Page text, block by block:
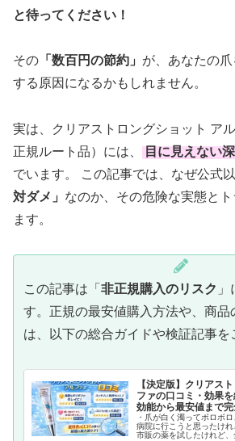
と待ってください！
その 「 数百円の節約 」 が、あなたの
する原因になるかもしれません。
実は、クリアストロングショット ア
正規ルート品）には、
目に見えない
でいます。 この記事では、なぜ公式
対ダメ 」 なのか、その危険な実態と
ます。
この記事は「 非正規購入のリスク
す。正規の最安値購入方法や、商品
は、以下の総合ガイドや検証記事を
【決定版】クリアス
ファの口コミ・効果
効能から最安値まで
・爪が白く濁ってボロボ
病院に行こうと思ったけ
市販の薬を試したけれど